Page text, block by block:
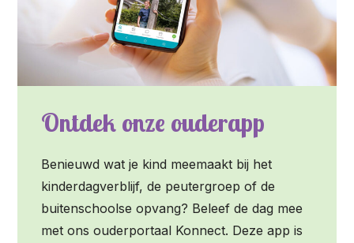
Ontdek onze ouderapp
Benieuwd wat je kind meemaakt bij het
kinderdagverblijf, de peutergroep of de
buitenschoolse opvang? Beleef de dag mee
met ons ouderportaal Konnect. Deze app is